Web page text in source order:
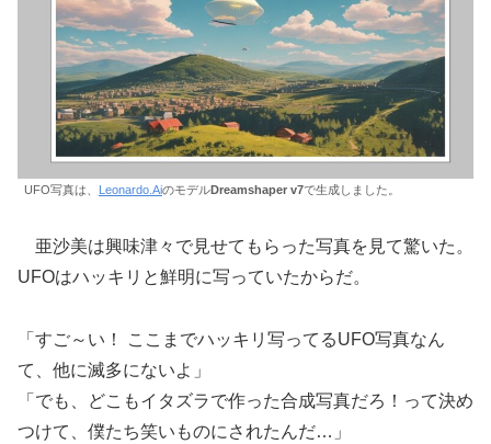
UFO写真は、 Leonardo.AiのモデルDreamshaper v7で生成しました。
亜沙美は興味津々で見せてもらった写真を見て驚いた。
UFOはハッキリと鮮明に写っていたからだ。
「すご～い！ ここまでハッキリ写ってるUFO写真なん
て、他に滅多にないよ」
「でも、どこもイタズラで作った合成写真だろ！って決め
つけて、僕たち笑いものにされたんだ…」